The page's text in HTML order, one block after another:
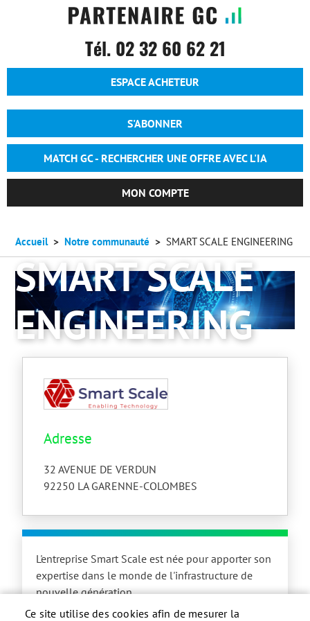
Tél. 02 32 60 62 21
Entête - Espace acheteur
ESPACE ACHETEUR
Entête - Accueil - Anonyme
S'ABONNER
MATCH GC - RECHERCHER UNE OFFRE AVEC L'IA
MON COMPTE
Accueil Notre communauté SMART SCALE ENGINEERING
SMART SCALE
ENGINEERING
Adresse
32 AVENUE DE VERDUN
92250 LA GARENNE-COLOMBES
L'entreprise Smart Scale est née pour apporter son
expertise dans le monde de l'infrastructure de
nouvelle génération.
Ce site utilise des cookies afin de mesurer la